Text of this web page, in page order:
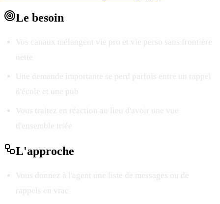
Le besoin
Vos canaux mélangent vie pro et vie perso sans frontière
nette
Une demande importante se perd parfois entre un rappel
d'école et une pub
Vous traitez en réaction au lieu d'avoir une vue
d'ensemble triée
L'approche
Vous donnez à l'agent une liste de messages ou de
rappels en vrac